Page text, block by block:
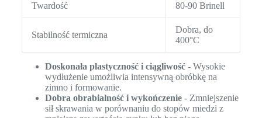
Twardość 80-90 Brinell
Stabilność termiczna
Dobra, do
400°C
Doskonała plastyczność i ciągliwość- Wysokie
wydłużenie umożliwia intensywną obróbkę na
zimno i formowanie.
Dobra obrabialność i wykończenie- Zmniejszenie
sił skrawania w porównaniu do stopów miedzi z